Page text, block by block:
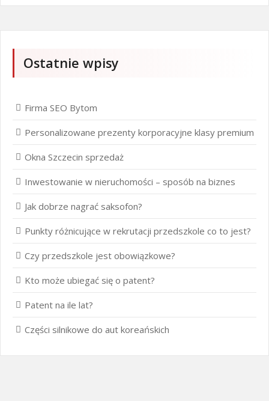
Ostatnie wpisy
Firma SEO Bytom
Personalizowane prezenty korporacyjne klasy premium
Okna Szczecin sprzedaż
Inwestowanie w nieruchomości – sposób na biznes
Jak dobrze nagrać saksofon?
Punkty różnicujące w rekrutacji przedszkole co to jest?
Czy przedszkole jest obowiązkowe?
Kto może ubiegać się o patent?
Patent na ile lat?
Części silnikowe do aut koreańskich